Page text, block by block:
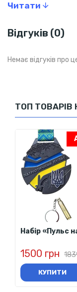
Читати
Відгуків (0)
Немає відгуків про
ТОП ТОВАРІВ
Набір «Пульс
1500 грн
КУПИТИ